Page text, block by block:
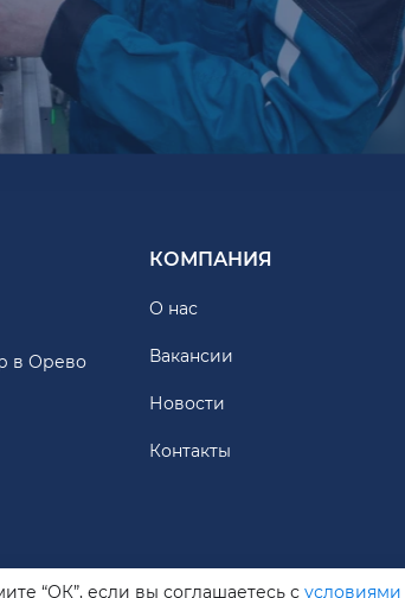
в Орево
КОМПАНИЯ
О нас
Вакансии
Новости
Контакты
“ОК”, если вы соглашаетесь с условиями